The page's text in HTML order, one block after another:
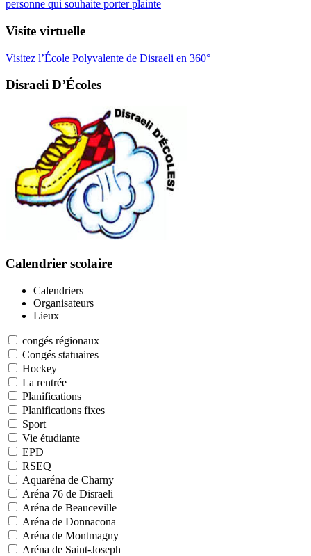
personne qui souhaite porter plainte
Visite virtuelle
Visitez l’École Polyvalente de Disraeli en 360°
Disraeli D’Écoles
Calendrier scolaire
Calendriers
Organisateurs
Lieux
congés régionaux
Congés statuaires
Hockey
La rentrée
Planifications
Planifications fixes
Sport
Vie étudiante
EPD
RSEQ
Aquaréna de Charny
Aréna 76 de Disraeli
Aréna de Beauceville
Aréna de Donnacona
Aréna de Montmagny
Aréna de Saint-Joseph